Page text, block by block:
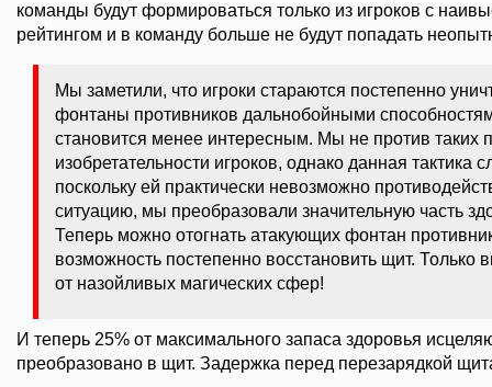
команды будут формироваться только из игроков с
рейтингом и в команду больше не будут попадать
Мы заметили, что игроки стараются постепенно
фонтаны противников дальнобойными
становится менее интересным. Мы не против таких
изобретательности игроков, однако данная
поскольку ей практически невозможно
ситуацию, мы преобразовали значительную часть
Теперь можно отогнать атакующих фонтан
возможность постепенно восстановить щит. Только
от назойливых магических сфер!
И теперь 25% от максимального запаса здоровья
преобразовано в щит. Задержка перед перезарядкой